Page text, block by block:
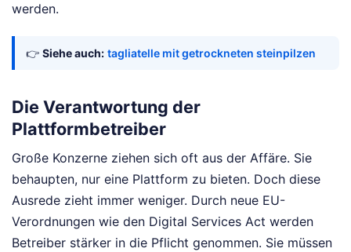
werden.
👉 Siehe auch: tagliatelle mit getrockneten steinpilzen
Die Verantwortung der
Plattformbetreiber
Große Konzerne ziehen sich oft aus der Affäre. Sie
behaupten, nur eine Plattform zu bieten. Doch diese
Ausrede zieht immer weniger. Durch neue EU-
Verordnungen wie den Digital Services Act werden
Betreiber stärker in die Pflicht genommen. Sie müssen